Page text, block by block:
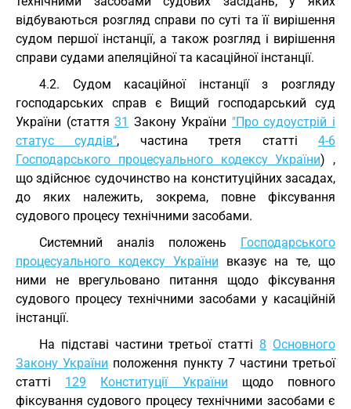
відбуваються розгляд справи по суті та її вирішення
судом першої інстанції, а також розгляд і вирішення
справи судами апеляційної та касаційної інстанції.
4.2. Судом касаційної інстанції з розгляду
господарських справ є Вищий господарський суд
України (стаття31 Закону України "Про судоустрій і
статус суддів", частина третя статті4-6
Господарського процесуального кодексу України) ,
що здійснює судочинство на конституційних засадах,
до яких належить, зокрема, повне фіксування
судового процесу технічними засобами.
Системний аналіз положень Господарського
процесуального кодексу України вказує на те, що
ними не врегульовано питання щодо фіксування
судового процесу технічними засобами у касаційній
інстанції.
На підставі частини третьої статті 8 Основного
Закону України положення пункту 7 частини третьої
статті 129 Конституції України щодо повного
фіксування судового процесу технічними засобами є